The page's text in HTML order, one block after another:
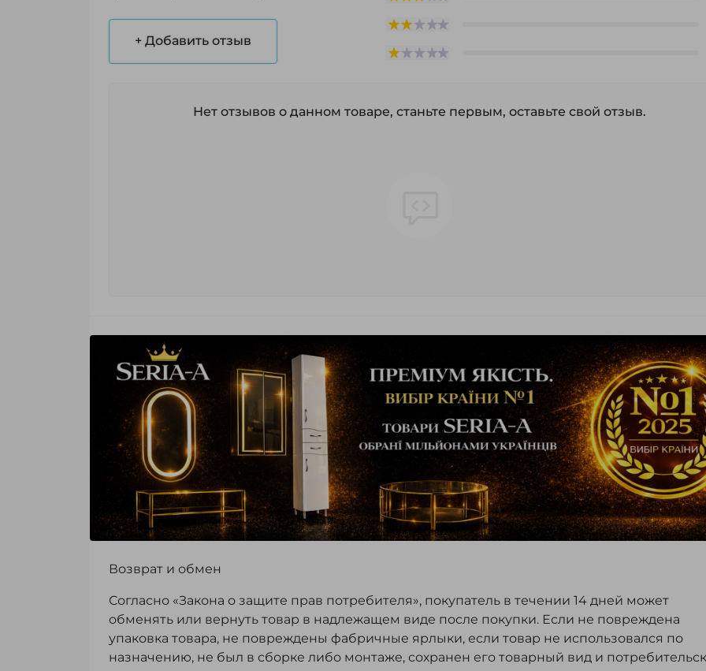
+ Добавить отзыв
Нет отзывов о данном товаре, станьте первым, оставьте свой отзыв.
Возврат и обмен
Согласно «Закона о защите прав потребителя», покупатель в течении 14 дней может
обменять или вернуть товар в надлежащем виде после покупки. Если не повреждена
упаковка товара, не повреждены фабричные ярлыки, если товар не использовался по
назначению, не был в сборке либо монтаже, сохранен его товарный вид и